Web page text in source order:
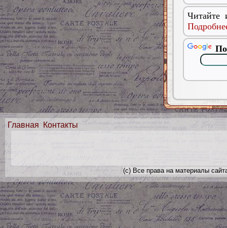
Читайте
Главная Контакты
(с) Все права на материалы